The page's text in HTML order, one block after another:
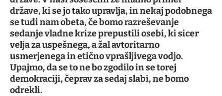
države, ki se jo tako upravlja, in nekaj podobnega
se tudi nam obeta, če bomo razreševanje
sedanje vladne krize prepustili osebi, ki sicer
velja za uspešnega, a žal avtoritarno
usmerjenega in etično vprašljivega vodjo.
Upajmo, da se to ne bo zgodilo in se torej
demokraciji, čeprav za sedaj slabi, ne bomo
odrekli.